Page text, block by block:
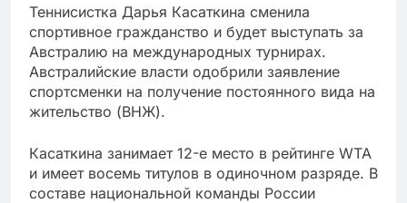
Теннисистка Дарья Касаткина сменила
спортивное гражданство и будет выступать за
Австралию на международных турнирах.
Австралийские власти одобрили заявление
спортсменки на получение постоянного вида на
жительство (ВНЖ).
Касаткина занимает 12-е место в рейтинге WTA
и имеет восемь титулов в одиночном разряде. В
составе национальной команды России